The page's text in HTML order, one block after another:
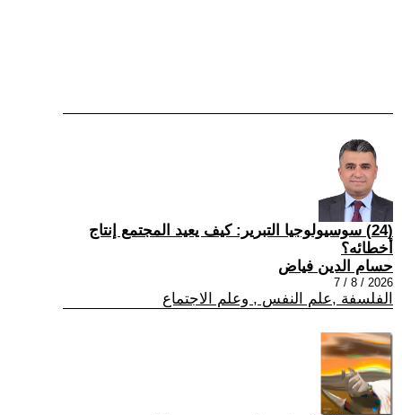
(24) سوسيولوجيا التبرير: كيف يعيد المجتمع إنتاج
أخطائه؟
حسام الدين فياض
2026 / 8 / 7
الفلسفة ,علم النفس , وعلم الاجتماع